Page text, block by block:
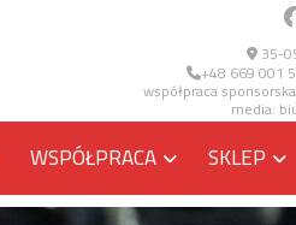
35-
+48 669 001
współpraca
media:
WSPÓŁPRACA SKLEP